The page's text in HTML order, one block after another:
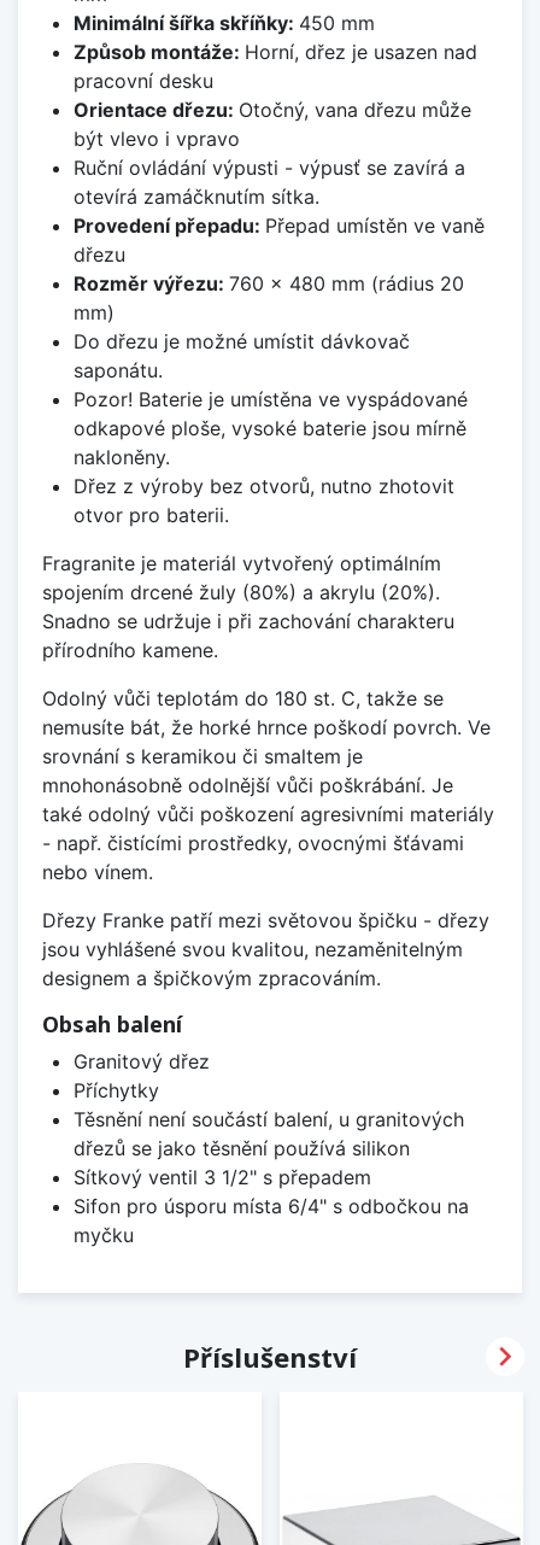
Minimální šířka skříňky: 450 mm
Způsob montáže: Horní, dřez je usazen nad
pracovní desku
Orientace dřezu: Otočný, vana dřezu může
být vlevo i vpravo
Ruční ovládání výpusti - výpusť se zavírá a
otevírá zamáčknutím sítka.
Provedení přepadu: Přepad umístěn ve vaně
dřezu
Rozměr výřezu: 760 x 480 mm (rádius 20
mm)
Do dřezu je možné umístit dávkovač
saponátu.
Pozor! Baterie je umístěna ve vyspádované
odkapové ploše, vysoké baterie jsou mírně
nakloněny.
Dřez z výroby bez otvorů, nutno zhotovit
otvor pro baterii.
Fragranite je materiál vytvořený optimálním
spojením drcené žuly (80%) a akrylu (20%).
Snadno se udržuje i při zachování charakteru
přírodního kamene.
Odolný vůči teplotám do 180 st. C, takže se
nemusíte bát, že horké hrnce poškodí povrch. Ve
srovnání s keramikou či smaltem je
mnohonásobně odolnější vůči poškrábání. Je
také odolný vůči poškození agresivními materiály
- např. čistícími prostředky, ovocnými šťávami
nebo vínem.
Dřezy Franke patří mezi světovou špičku - dřezy
jsou vyhlášené svou kvalitou, nezaměnitelným
designem a špičkovým zpracováním.
Obsah balení
Granitový dřez
Příchytky
Těsnění není součástí balení, u granitových
dřezů se jako těsnění používá silikon
Sítkový ventil 3 1/2" s přepadem
Sifon pro úsporu místa 6/4" s odbočkou na
myčku
Příslušenství 